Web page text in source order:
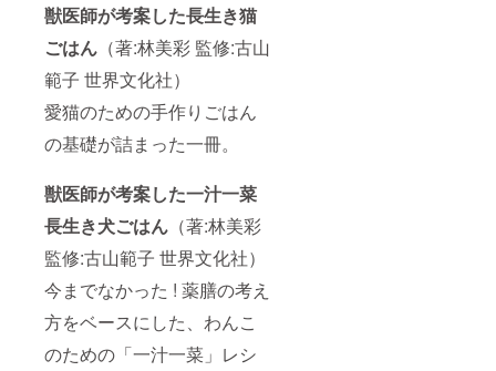
獣医師が考案した長生き猫
ごはん （著:林美彩 監修:古山
範子 世界文化社）
愛猫のための手作りごはん
の基礎が詰まった一冊。
獣医師が考案した一汁一菜
長生き犬ごはん （著:林美彩
監修:古山範子 世界文化社）
今までなかった ! 薬膳の考え
方をベースにした、わんこ
のための「一汁一菜」レシ